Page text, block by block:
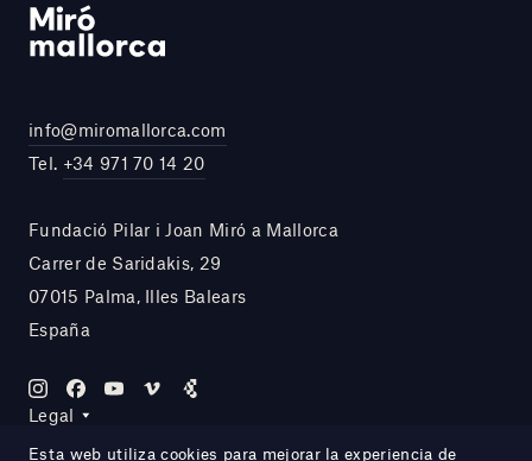
info@miromallorca.com
Tel. +34 971 70 14 20
Fundació Pilar i Joan Miró a Mallorca
Carrer de Saridakis, 29
07015 Palma, Illes Balears
España
Legal
Esta web utiliza cookies para mejorar la experiencia de